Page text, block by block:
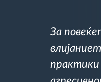
За
практики